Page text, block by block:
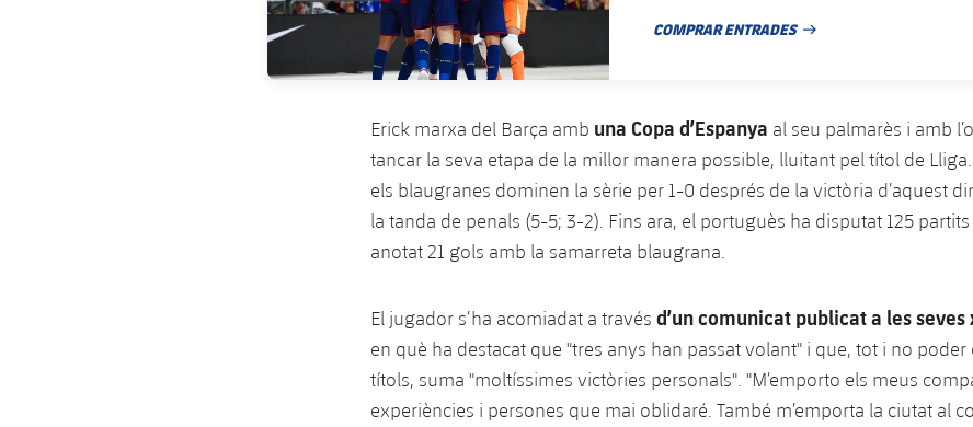
COMPRAR ENTRADES
DATA DE PUBLICACIÓ
Erick marxa del Barça amb una Copa d’Espanya al seu palmarès i amb
tancar la seva etapa de la millor manera possible, lluitant pel títol de
els blaugranes dominen la sèrie per 1-0 després de la victòria d’aquest
la tanda de penals (5-5; 3-2). Fins ara, el portuguès ha disputat 125
anotat 21 gols amb la samarreta blaugrana.
El jugador s’ha acomiadat a través d’un comunicat publicat a les
en què ha destacat que "tres anys han passat volant" i que, tot i no poder
títols, suma "moltíssimes victòries personals". "M’emporto els meus
experiències i persones que mai oblidaré. També m’emporta la ciutat al